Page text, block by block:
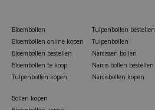
Bloembollen
Bloembollen online kopen
Bloembollen bestellen
Bloembollen te koop
Tulpenbollen kopen
Tulpenbollen bestellen
Tulpenbollen
Narcissen bollen
Narcis bollen bestellen
Narcisbollen kopen
Bollen kopen